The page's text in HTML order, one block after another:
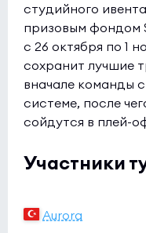
студийного
призовым фондом
с 26 октября по 1
сохранит лучшие
вначале команды
системе, после
сойдутся в плей-
Участники
Aurora